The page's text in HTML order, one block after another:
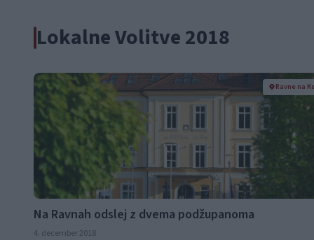
Lokalne Volitve 2018
Ravne na
Na Ravnah odslej z dvema podžupanoma
4. december 2018